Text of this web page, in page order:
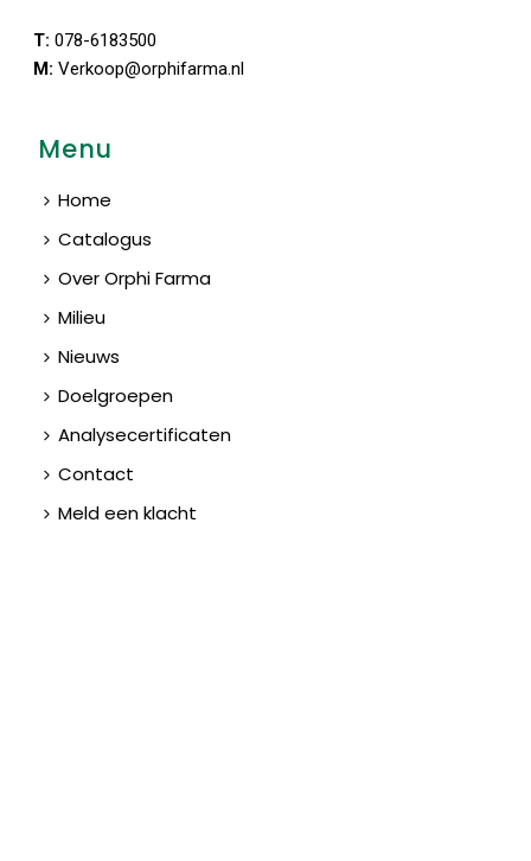
T: 078-6183500
M: Verkoop@orphifarma.nl
Menu
Home
Catalogus
Over Orphi Farma
Milieu
Nieuws
Doelgroepen
Analysecertificaten
Contact
Meld een klacht